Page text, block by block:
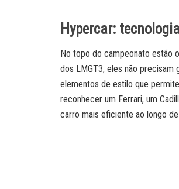
Hypercar:
No topo do campeonato estão
dos LMGT3, eles não precisam
elementos de estilo que
reconhecer um Ferrari, um
carro mais eficiente ao longo